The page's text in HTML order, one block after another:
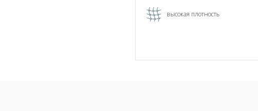
высокая плотность